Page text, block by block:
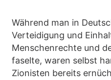
Während man in
Verteidigung und
Menschenrechte und
faselte, waren selbst
Zionisten bereits